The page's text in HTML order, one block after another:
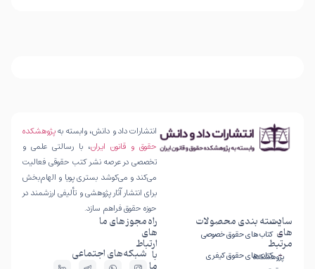
انتشارات داد و دانش، وابسته بهپژوهشکده
حقوق و قانون ایران، با رسالتی علمی و
تخصصی در عرصه نشر کتب حقوقی فعالیت
می‌کند و می‌کوشد بستری پویا و الهام‌بخش
برای انتشار آثار پژوهشی و تألیفی ارزشمند در
حوزه حقوق فراهم سازد.
سایت
های
مرتبط
پژوهشکده
دسته بندی محصولات
کتاب های حقوق خصوصی
کتاب های حقوق کیفری
راه
های
ارتباط
با
مجوز های ما
شبکه‌های اجتماعی